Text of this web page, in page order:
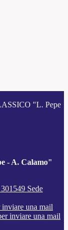
"L. Pepe
- A. Calamo"
Sede
una mail
inviare una mail